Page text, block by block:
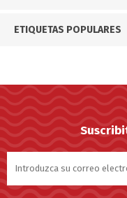
ETIQUETAS POPULARES